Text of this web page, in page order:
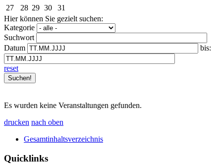
27
28 29 30
31
Hier können Sie gezielt suchen:
Kategorie
Suchwort
Datum
bis:
reset
Es wurden keine Veranstaltungen gefunden.
drucken nach oben
Gesamtinhaltsverzeichnis
Quicklinks